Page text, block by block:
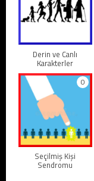
Derin ve Canlı
Karakterler
0
Seçilmiş Kişi
Sendromu